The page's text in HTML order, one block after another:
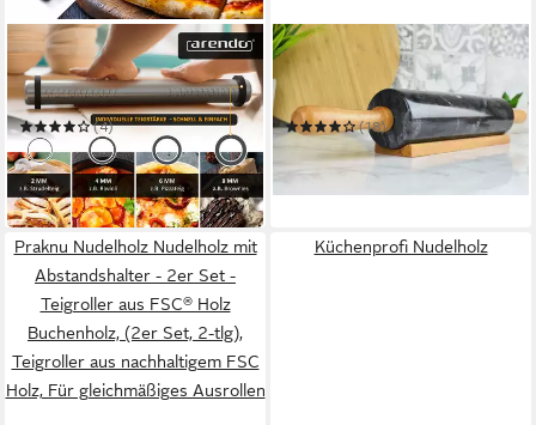
ARENDO
Nudelholz Verstellbarer
Teigroller mit
Abstandsringen, Edelstahl,
Messskala
(4)
16,95 € UVP24,95 €
-32%
in 2-3 Werktagen bei dir
SENDEZ
Teigroller aus Marmor mit
Ständer 46x6cm Teigrolle
Ausroller Nudelrolle 2kg
(18)
19,99 €
in 2-3 Werktagen bei dir
Praknu Nudelholz Nudelholz mit
Abstandshalter - 2er Set -
Teigroller aus FSC® Holz
Buchenholz, (2er Set, 2-tlg),
Teigroller aus nachhaltigem FSC
Holz, Für gleichmäßiges Ausrollen
Küchenprofi Nudelholz